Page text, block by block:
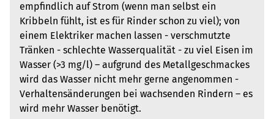
empfindlich auf Strom (wenn man selbst ein
Kribbeln fühlt, ist es für Rinder schon zu viel); von
einem Elektriker machen lassen - verschmutzte
Tränken - schlechte Wasserqualität - zu viel Eisen im
Wasser (>3 mg/l) – aufgrund des Metallgeschmackes
wird das Wasser nicht mehr gerne angenommen -
Verhaltensänderungen bei wachsenden Rindern – es
wird mehr Wasser benötigt.